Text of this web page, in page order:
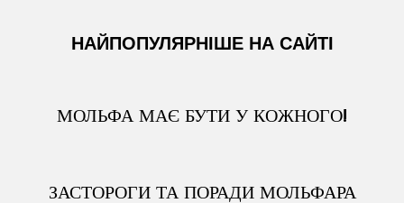
НАЙПОПУЛЯРНІШЕ НА САЙТІ
МОЛЬФА МАЄ БУТИ У КОЖНОГО!
ЗАСТОРОГИ ТА ПОРАДИ МОЛЬФАРА